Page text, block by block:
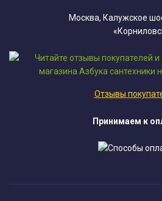
Москва, Калужское
Отзывы
Принимаем к